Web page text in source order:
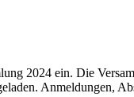
2024 ein. Die
Anmeldungen,